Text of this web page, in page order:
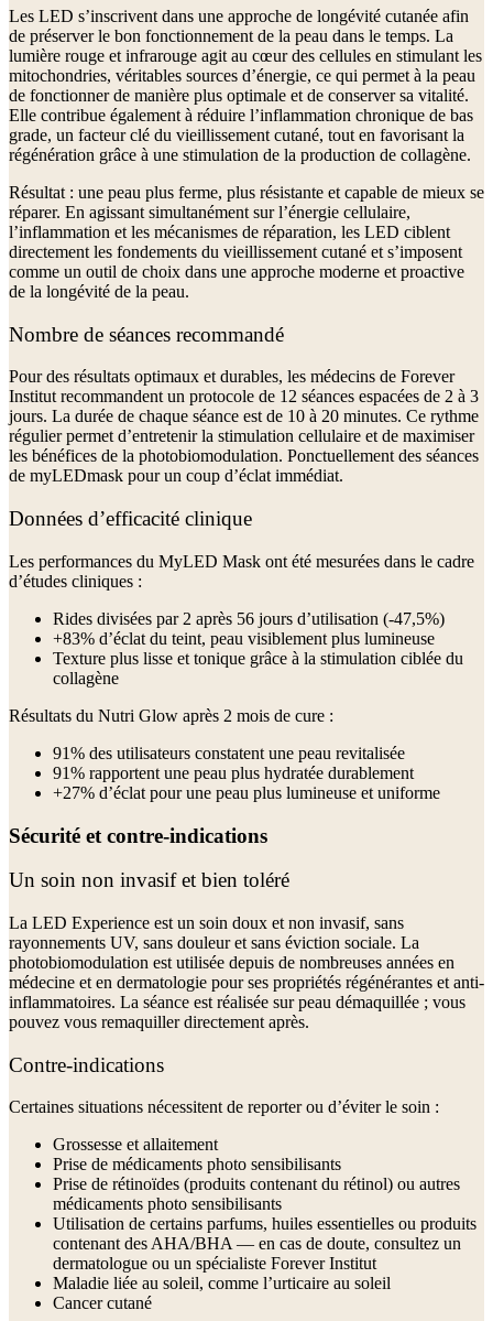
Les LED s’inscrivent dans une approche de longévité cutanée afin
de préserver le bon fonctionnement de la peau dans le temps. La
lumière rouge et infrarouge agit au cœur des cellules en stimulant les
mitochondries, véritables sources d’énergie, ce qui permet à la peau
de fonctionner de manière plus optimale et de conserver sa vitalité.
Elle contribue également à réduire l’inflammation chronique de bas
grade, un facteur clé du vieillissement cutané, tout en favorisant la
régénération grâce à une stimulation de la production de collagène.
Résultat : une peau plus ferme, plus résistante et capable de mieux se
réparer. En agissant simultanément sur l’énergie cellulaire,
l’inflammation et les mécanismes de réparation, les LED ciblent
directement les fondements du vieillissement cutané et s’imposent
comme un outil de choix dans une approche moderne et proactive
de la longévité de la peau.
Nombre de séances recommandé
Pour des résultats optimaux et durables, les médecins de Forever
Institut recommandent un protocole de 12 séances espacées de 2 à 3
jours. La durée de chaque séance est de 10 à 20 minutes. Ce rythme
régulier permet d’entretenir la stimulation cellulaire et de maximiser
les bénéfices de la photobiomodulation. Ponctuellement des séances
de myLEDmask pour un coup d’éclat immédiat.
Données d’efficacité clinique
Les performances du MyLED Mask ont été mesurées dans le cadre
d’études cliniques :
Rides divisées par 2 après 56 jours d’utilisation (-47,5%)
+83% d’éclat du teint, peau visiblement plus lumineuse
Texture plus lisse et tonique grâce à la stimulation ciblée du
collagène
Résultats du Nutri Glow après 2 mois de cure :
91% des utilisateurs constatent une peau revitalisée
91% rapportent une peau plus hydratée durablement
+27% d’éclat pour une peau plus lumineuse et uniforme
Sécurité et contre-indications
Un soin non invasif et bien toléré
La LED Experience est un soin doux et non invasif, sans
rayonnements UV, sans douleur et sans éviction sociale. La
photobiomodulation est utilisée depuis de nombreuses années en
médecine et en dermatologie pour ses propriétés régénérantes et anti-
inflammatoires. La séance est réalisée sur peau démaquillée ; vous
pouvez vous remaquiller directement après.
Contre-indications
Certaines situations nécessitent de reporter ou d’éviter le soin :
Grossesse et allaitement
Prise de médicaments photo sensibilisants
Prise de rétinoïdes (produits contenant du rétinol) ou autres
médicaments photo sensibilisants
Utilisation de certains parfums, huiles essentielles ou produits
contenant des AHA/BHA — en cas de doute, consultez un
dermatologue ou un spécialiste Forever Institut
Maladie liée au soleil, comme l’urticaire au soleil
Cancer cutané